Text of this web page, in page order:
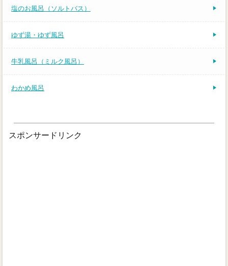
塩のお風呂（ソルトバス）
ゆず湯・ゆず風呂
牛乳風呂（ミルク風呂）
わかめ風呂
スポンサードリンク